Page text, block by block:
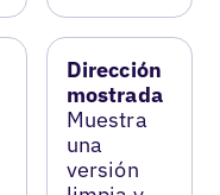
Dirección
mostrada
Muestra
una
versión